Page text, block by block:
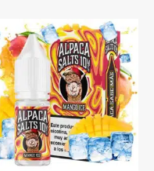
Rango
de
precios:
desde
4,16 €
hasta
4,81 €
Este
producto
tiene
múltiples
variantes.
Las